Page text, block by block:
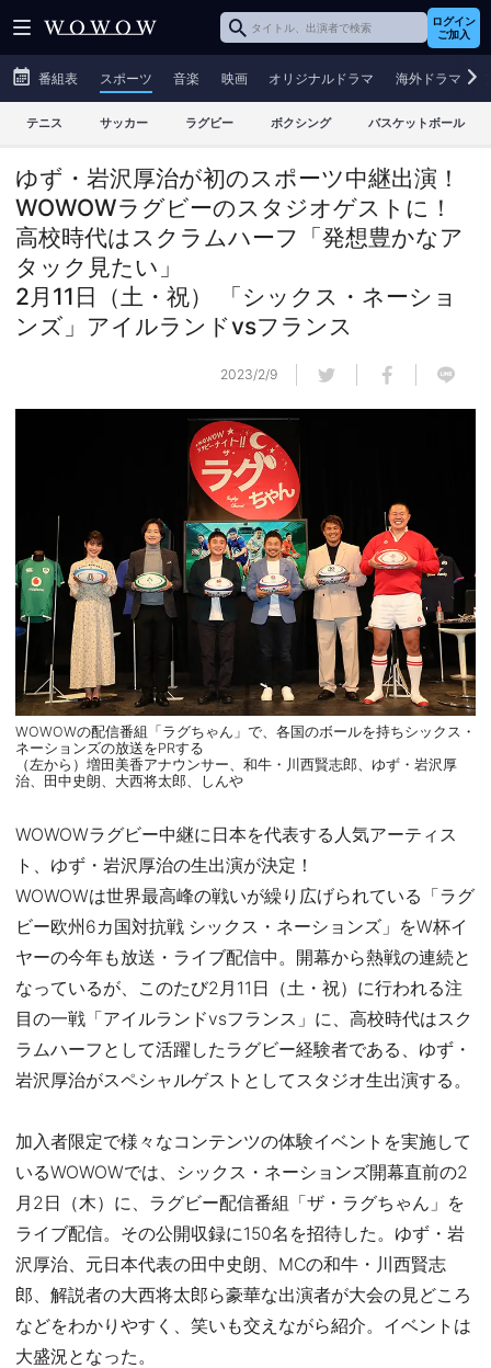
ログイン
ご加入
番組表 スポーツ 音楽 映画 オリジナルドラマ 海外ドラマ
テニス サッカー ラグビー ボクシング バスケットボール
ゆず・岩沢厚治が初のスポーツ中継出演！
WOWOWラグビーのスタジオゲストに！
高校時代はスクラムハーフ「発想豊かなア
タック見たい」
2月11日（土・祝） 「シックス・ネーショ
ンズ」アイルランドvsフランス
2023/2/9
WOWOWの配信番組「ラグちゃん」で、各国のボールを持ちシックス・
ネーションズの放送をPRする
（左から）増田美香アナウンサー、和牛・川西賢志郎、ゆず・岩沢厚
治、田中史朗、大西将太郎、しんや
WOWOWラグビー中継に日本を代表する人気アーティス
ト、ゆず・岩沢厚治の生出演が決定！
WOWOWは世界最高峰の戦いが繰り広げられている「ラグ
ビー欧州6カ国対抗戦 シックス・ネーションズ」をW杯イ
ヤーの今年も放送・ライブ配信中。開幕から熱戦の連続と
なっているが、このたび2月11日（土・祝）に行われる注
目の一戦「アイルランドvsフランス」に、高校時代はスク
ラムハーフとして活躍したラグビー経験者である、ゆず・
岩沢厚治がスペシャルゲストとしてスタジオ生出演する。
加入者限定で様々なコンテンツの体験イベントを実施して
いるWOWOWでは、シックス・ネーションズ開幕直前の2
月2日（木）に、ラグビー配信番組「ザ・ラグちゃん」を
ライブ配信。その公開収録に150名を招待した。ゆず・岩
沢厚治、元日本代表の田中史朗、MCの和牛・川西賢志
郎、解説者の大西将太郎ら豪華な出演者が大会の見どころ
などをわかりやすく、笑いも交えながら紹介。イベントは
大盛況となった。